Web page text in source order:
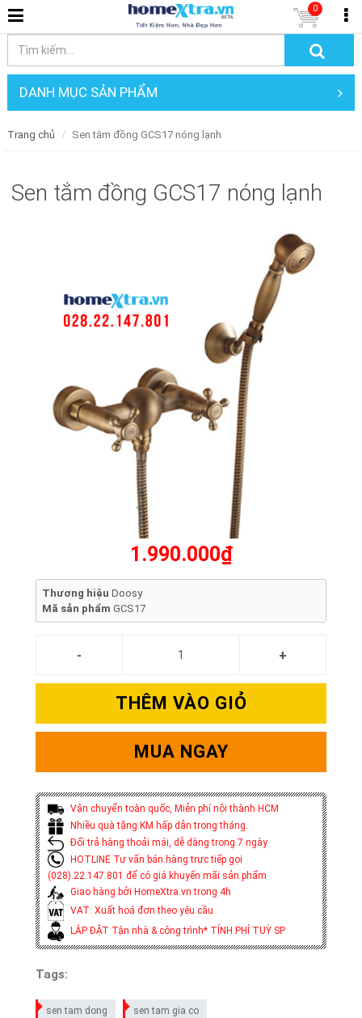
0
DANH MỤC SẢN PHẨM
Trang chủ Sen tắm đồng GCS17 nóng lạnh
Sen tắm đồng GCS17 nóng lạnh
1.990.000₫
Thương hiệu Doosy
Mã sản phẩm GCS17
THÊM VÀO GIỎ
MUA NGAY
Vận chuyển toàn quốc, Miễn phí nội thành HCM
Nhiều quà tặng KM hấp dẫn trong tháng.
Đổi trả hàng thoải mái, dễ dàng trong 7 ngày
HOTLINE Tư vấn bán hàng trực tiếp gọi
(028).22.147.801 để có giá khuyến mãi sản phẩm
Giao hàng bởi HomeXtra.vn trong 4h
VAT: Xuất hoá đơn theo yêu cầu
LẮP ĐẶT Tận nhà & công trình* TÍNH PHÍ TUỲ SP
Tags:
sen tam dong sen tam gia co